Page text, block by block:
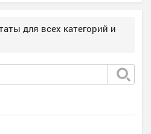
для всех категорий и